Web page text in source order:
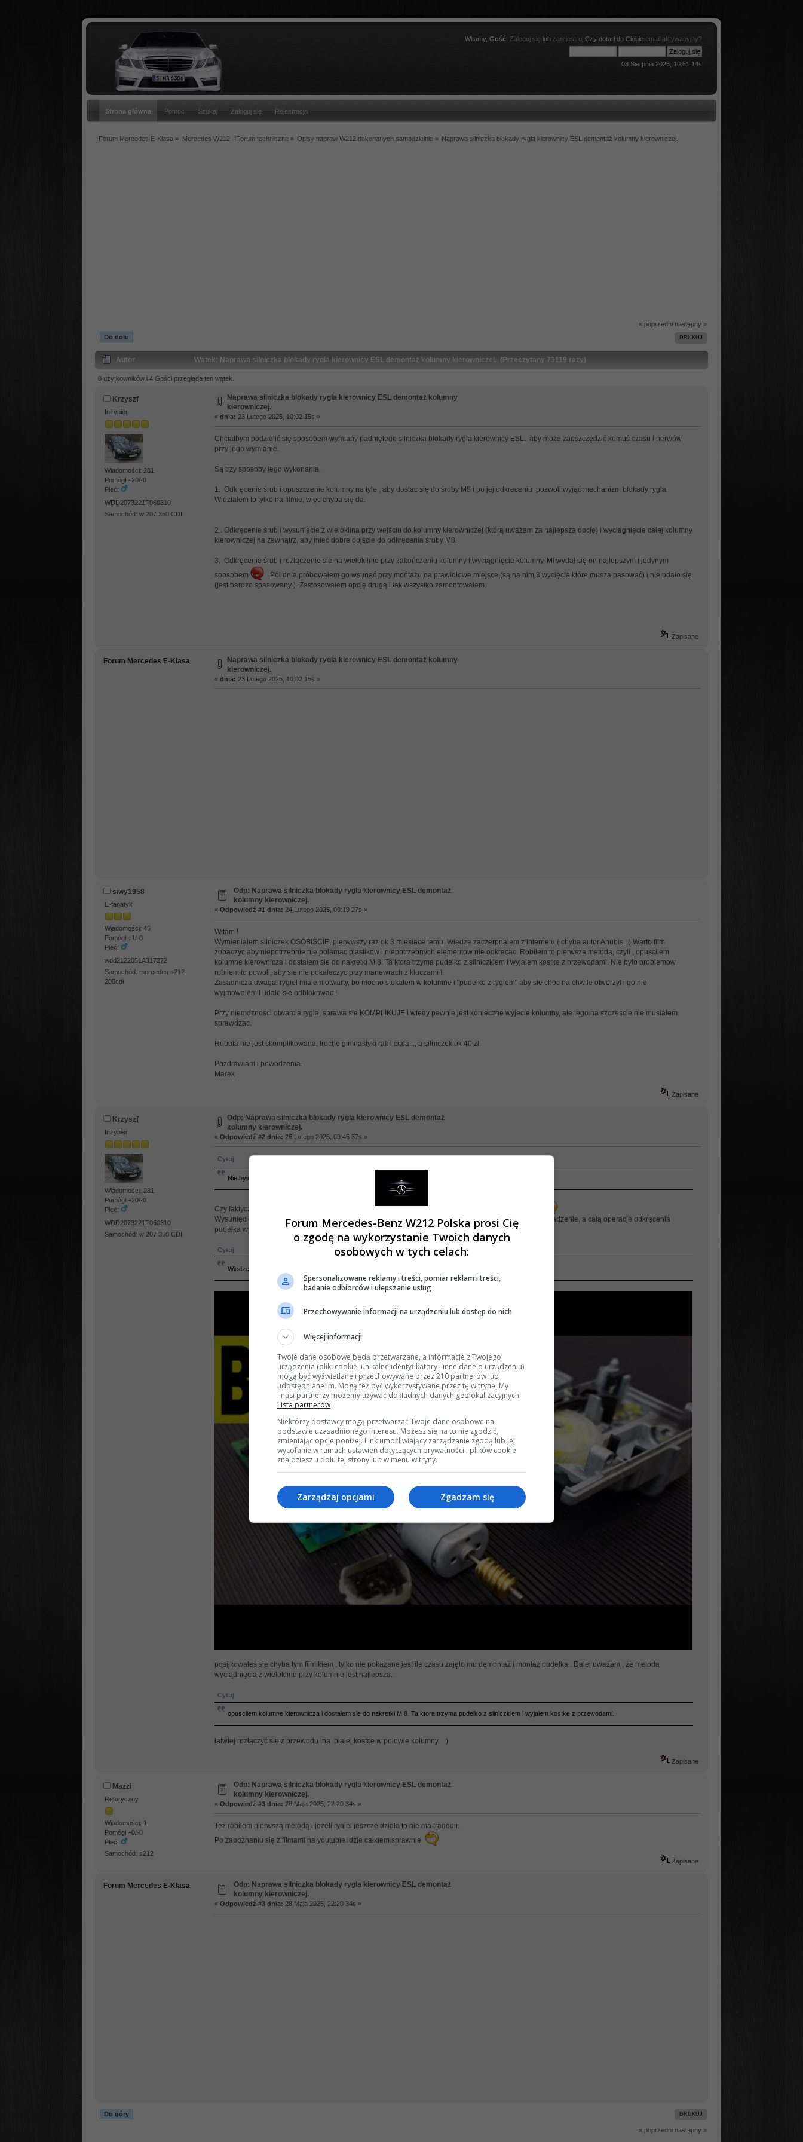
Witamy, Gość Zaloguj się lub zarejestruj .Czy dotarł do Ciebie email aktywacyjny?
08 Sierpnia 2026, 10:51 14s
Strona główna Pomoc Szukaj Zaloguj się Rejestracja
Forum Mercedes E-Klasa » Mercedes W212 - Forum techniczne» Opisy napraw W212 dokonanych samodzielnie» Naprawa silniczka blokady rygla kierownicy ESL demontaż kolumny kierowniczej.
« poprzedni następny »
DRUKUJ
Do dołu
Autor Wątek: Naprawa silniczka blokady rygla kierownicy ESL demontaż kolumny kierowniczej. (Przeczytany 73119 razy)
0 użytkowników i 4 Gości przegląda ten wątek.
Krzyszf
Inżynier
Wiadomości: 281
Pomógł +20/-0
Płeć:
WDD2073221F060310
Samochód: w 207 350 CDI
Naprawa silniczka blokady rygla kierownicy ESL demontaż kolumny
kierowniczej.
« dnia: 23 Lutego 2025, 10:02 15s »
Chciałbym podzielić się sposobem wymiany padniętego silniczka blokady rygla kierownicy ESL, aby może zaoszczędzić komuś czasu i nerwów
przy jego wymianie.
Są trzy sposoby jego wykonania.
1. Odkręcenie śrub i opuszczenie kolumny na tyle , aby dostac się do śruby M8 i po jej odkreceniu pozwoli wyjąć mechanizm blokady rygla.
Widziałem to tylko na filmie, więc chyba się da.
2 . Odkręcenie śrub i wysunięcie z wieloklina przy wejściu do kolumny kierowniczej (którą uważam za najlepszą opcję) i wyciągnięcie całej kolumny
kierowniczej na zewnątrz, aby mieć dobre dojście do odkręcenia śruby M8.
3. Odkręcenie śrub i rozłączenie sie na wieloklinie przy zakończeniu kolumny i wyciągnięcie kolumny. Mi wydał się on najlepszym i jedynym
sposobem
.Pół dnia próbowałem go wsunąć przy mońtażu na prawidłowe miejsce (są na nim 3 wycięcia,które musza pasować) i nie udało się
(jest bardzo spasowany ). Zastosowałem opcję drugą i tak wszystko zamontowałem.
Zapisane
Forum Mercedes E-Klasa
Naprawa silniczka blokady rygla kierownicy ESL demontaż kolumny
kierowniczej.
« dnia: 23 Lutego 2025, 10:02 15s »
siwy1958
E-fanatyk
Wiadomości: 46
Pomógł +1/-0
Płeć:
wdd2122051A317272
Samochód: mercedes s212
200cdi
Odp: Naprawa silniczka blokady rygla kierownicy ESL demontaż
kolumny kierowniczej.
« Odpowiedź #1 dnia: 24 Lutego 2025, 09:19 27s »
Witam !
Wymienialem silniczek OSOBISCIE, pierwwszy raz ok 3 miesiace temu. Wiedze zaczerpnalem z internetu ( chyba autor Anubis...).Warto film
zobaczyc aby niepotrzebnie nie polamac plastikow i niepotrzebnych elementow nie odkrecac. Robilem to pierwsza metoda, czyli , opuscilem
kolumne kierownicza i dostalem sie do nakretki M 8. Ta ktora trzyma pudelko z silniczkiem i wyjalem kostke z przewodami. Nie bylo problemow,
robilem to powoli, aby sie nie pokaleczyc przy manewrach z kluczami !
Zasadnicza uwaga: rygiel mialem otwarty, bo mocno stukalem w kolumne i "pudelko z ryglem" aby sie choc na chwile otworzyl i go nie
wyjmowalem.I udalo sie odblokowac !
Przy niemoznosci otwarcia rygla, sprawa sie KOMPLIKUJE i wtedy pewnie jest konieczne wyjecie kolumny, ale tego na szczescie nie musialem
sprawdzac.
Robota nie jest skomplikowana, troche gimnastyki rak i ciala..., a silniczek ok 40 zl.
Pozdrawiam i powodzenia.
Marek
Zapisane
Krzyszf
Inżynier
Wiadomości: 281
Pomógł +20/-0
Płeć:
WDD2073221F060310
Samochód: w 207 350 CDI
Odp: Naprawa silniczka blokady rygla kierownicy ESL demontaż
kolumny kierowniczej.
« Odpowiedź #2 dnia: 26 Lutego 2025, 09:45 37s »
Cytuj
Nie bylo problemow, robilem to powoli, aby sie nie pokaleczyc przy manewrach z kluczami !
Czy faktycznie warto męczyć się po omacku na kolanach , aby odkręcić i później zakręcić nakrętkę ?
Wysunięcie kolumny z wieloklinu przy przekladni kierowniczej to ułamek sekundy jak i poźniejsze jej wsadzenie, a całą operacje odkręcenia
pudełka wykonujemy na siedzeniu , bez akrobacjii.
Cytuj
Wiedze zaczerpnalem z internetu ( chyba autor Anubis...
posiłkowałeś się chyba tym filmikiem , tylko nie pokazane jest ile czasu zajęlo mu demontaż i montaż pudełka . Dalej uważam , że metoda
wyciądnięcia z wieloklinu przy kolumnie jest najlepsza.
Cytuj
opuscilem kolumne kierownicza i dostalem sie do nakretki M 8. Ta ktora trzyma pudelko z silniczkiem i wyjalem kostke z przewodami.
łatwiej rozłączyć się z przewodu na białej kostce w połowie kolumny :)
Zapisane
Mazzi
Retoryczny
Wiadomości: 1
Pomógł +0/-0
Płeć:
Samochód: s212
Odp: Naprawa silniczka blokady rygla kierownicy ESL demontaż
kolumny kierowniczej.
« Odpowiedź #3 dnia: 28 Maja 2025, 22:20 34s »
Też robiłem pierwszą metodą i jeżeli rygiel jeszcze działa to nie ma tragedii.
Po zapoznaniu się z filmami na youtubie idzie całkiem sprawnie
Zapisane
Forum Mercedes E-Klasa
Odp: Naprawa silniczka blokady rygla kierownicy ESL demontaż
kolumny kierowniczej.
« Odpowiedź #3 dnia: 28 Maja 2025, 22:20 34s »
DRUKUJ
Do góry
« poprzedni następny »
Forum Mercedes-Benz W212 Polska prosi Cię
o zgodę na wykorzystanie Twoich danych
osobowych w tych celach:
Spersonalizowane reklamy i treści, pomiar reklam i treści,
badanie odbiorców i ulepszanie usług
Przechowywanie informacji na urządzeniu lub dostęp do nich
Więcej informacji
Twoje dane osobowe będą przetwarzane, a informacje z Twojego
urządzenia (pliki cookie, unikalne identyfikatory i inne dane o urządzeniu)
mogą być wyświetlane i przechowywane przez 210 partnerów lub
udostępniane im. Mogą też być wykorzystywane przez tę witrynę. My
i nasi partnerzy możemy używać dokładnych danych geolokalizacyjnych.
Lista partnerów
Niektórzy dostawcy mogą przetwarzać Twoje dane osobowe na
podstawie uzasadnionego interesu. Możesz się na to nie zgodzić,
zmieniając opcje poniżej. Link umożliwiający zarządzanie zgodą lub jej
wycofanie w ramach ustawień dotyczących prywatności i plików cookie
znajdziesz u dołu tej strony lub w menu witryny.
Zgadzam się
Zarządzaj opcjami